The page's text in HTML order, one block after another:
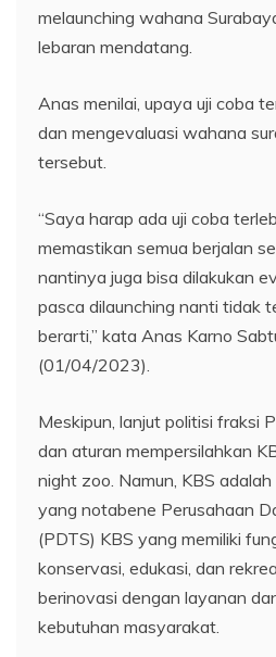
melaunching wahana
lebaran mendatang.
Anas menilai, upaya uji coba
dan mengevaluasi wahana
tersebut.
“Saya harap ada uji coba
memastikan semua berjalan
nantinya juga bisa dilakukan
pasca dilaunching nanti tidak
berarti,” kata Anas Karno
(01/04/2023).
Meskipun, lanjut politisi fraksi
dan aturan mempersilahkan
night zoo. Namun, KBS
yang notabene Perusahaan
(PDTS) KBS yang memiliki
konservasi, edukasi, dan
berinovasi dengan layanan
kebutuhan masyarakat.